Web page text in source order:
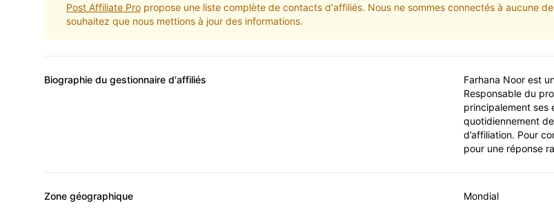
Post Affiliate Pro propose une liste complète de contacts d'affiliés. Nous ne sommes connectés à aucune
souhaitez que nous mettions à jour des informations.
Biographie du gestionnaire d'affiliés
Farhana Noor est
Responsable du
principalement ses
quotidiennement
d’affiliation. Pour
pour une réponse
Zone géographique Mondial